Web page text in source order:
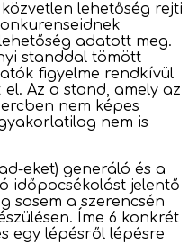
lehetőség rejti
adatott meg.
standdal tömött
figyelme rendkívül
Az a stand, amely az
nem képes
nem is
eket) generáló és a
időpocsékolást jelentő
sosem a szerencsén
Íme 6 konkrét
egy lépésről lépésre